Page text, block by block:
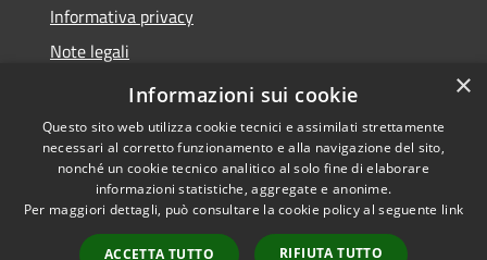
Informativa privacy
Note legali
Dichiarazione di accessibilità
Accessibilità
Copyright © 2026 • Comune di
Castel Baronia • Powered by
Municipium• Accesso
×
Informazioni sui cookie
Questo sito web utilizza cookie tecnici e assimilati strettamente
necessari al corretto funzionamento e alla navigazione del sito,
nonché un cookie tecnico analitico al solo fine di elaborare
informazioni statistiche, aggregate e anonime.
Per maggiori dettagli, può consultare la cookie policy al seguente link
ACCETTA TUTTO RIFIUTA TUTTO